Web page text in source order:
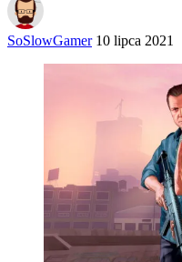
SoSlowGamer 10 lipca 2021